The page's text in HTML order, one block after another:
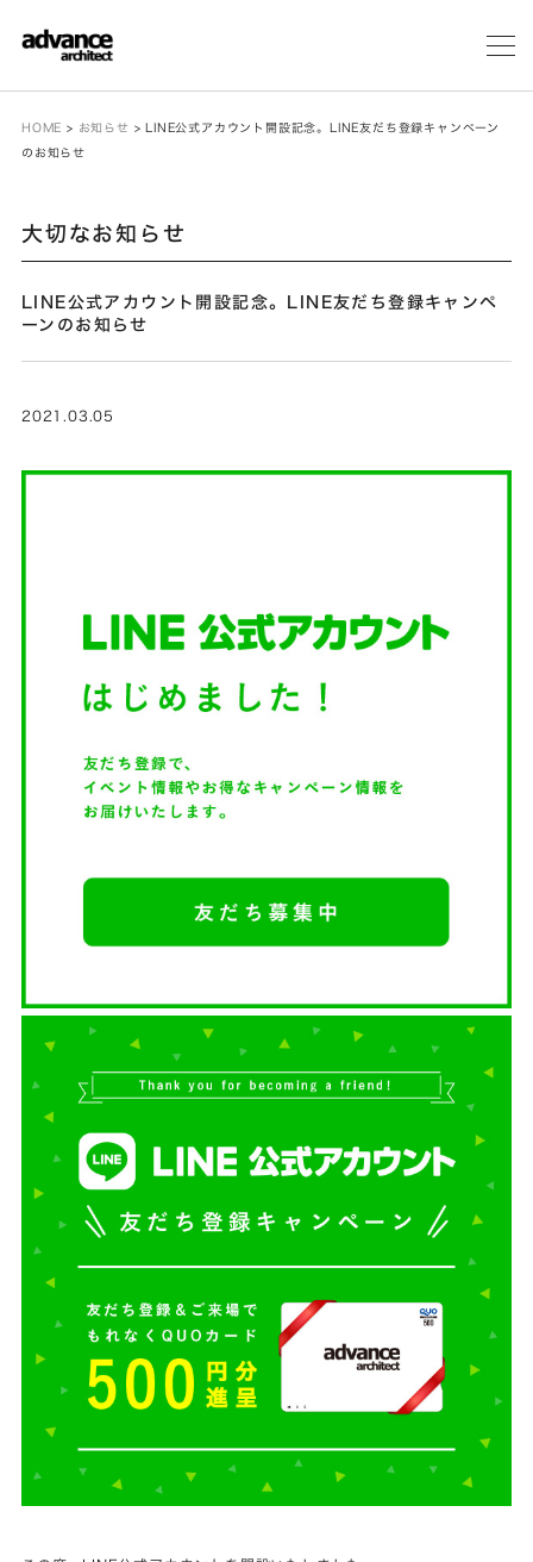
メ
HOME > お知らせ > LINE公式アカウント開設記念。LINE友だち登録キャンペーン
のお知らせ
大切なお知らせ
LINE公式アカウント開設記念。LINE友だち登録キャンペ
ーンのお知らせ
2021.03.05